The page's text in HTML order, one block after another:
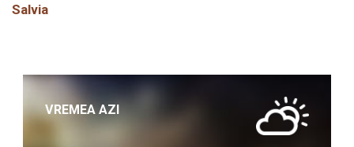
Salvia
VREMEA AZI